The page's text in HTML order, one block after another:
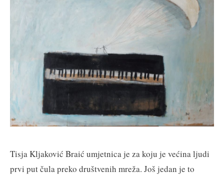
Tisja Kljaković Braić umjetnica je za koju je većina ljudi
prvi put čula preko društvenih mreža. Još jedan je to